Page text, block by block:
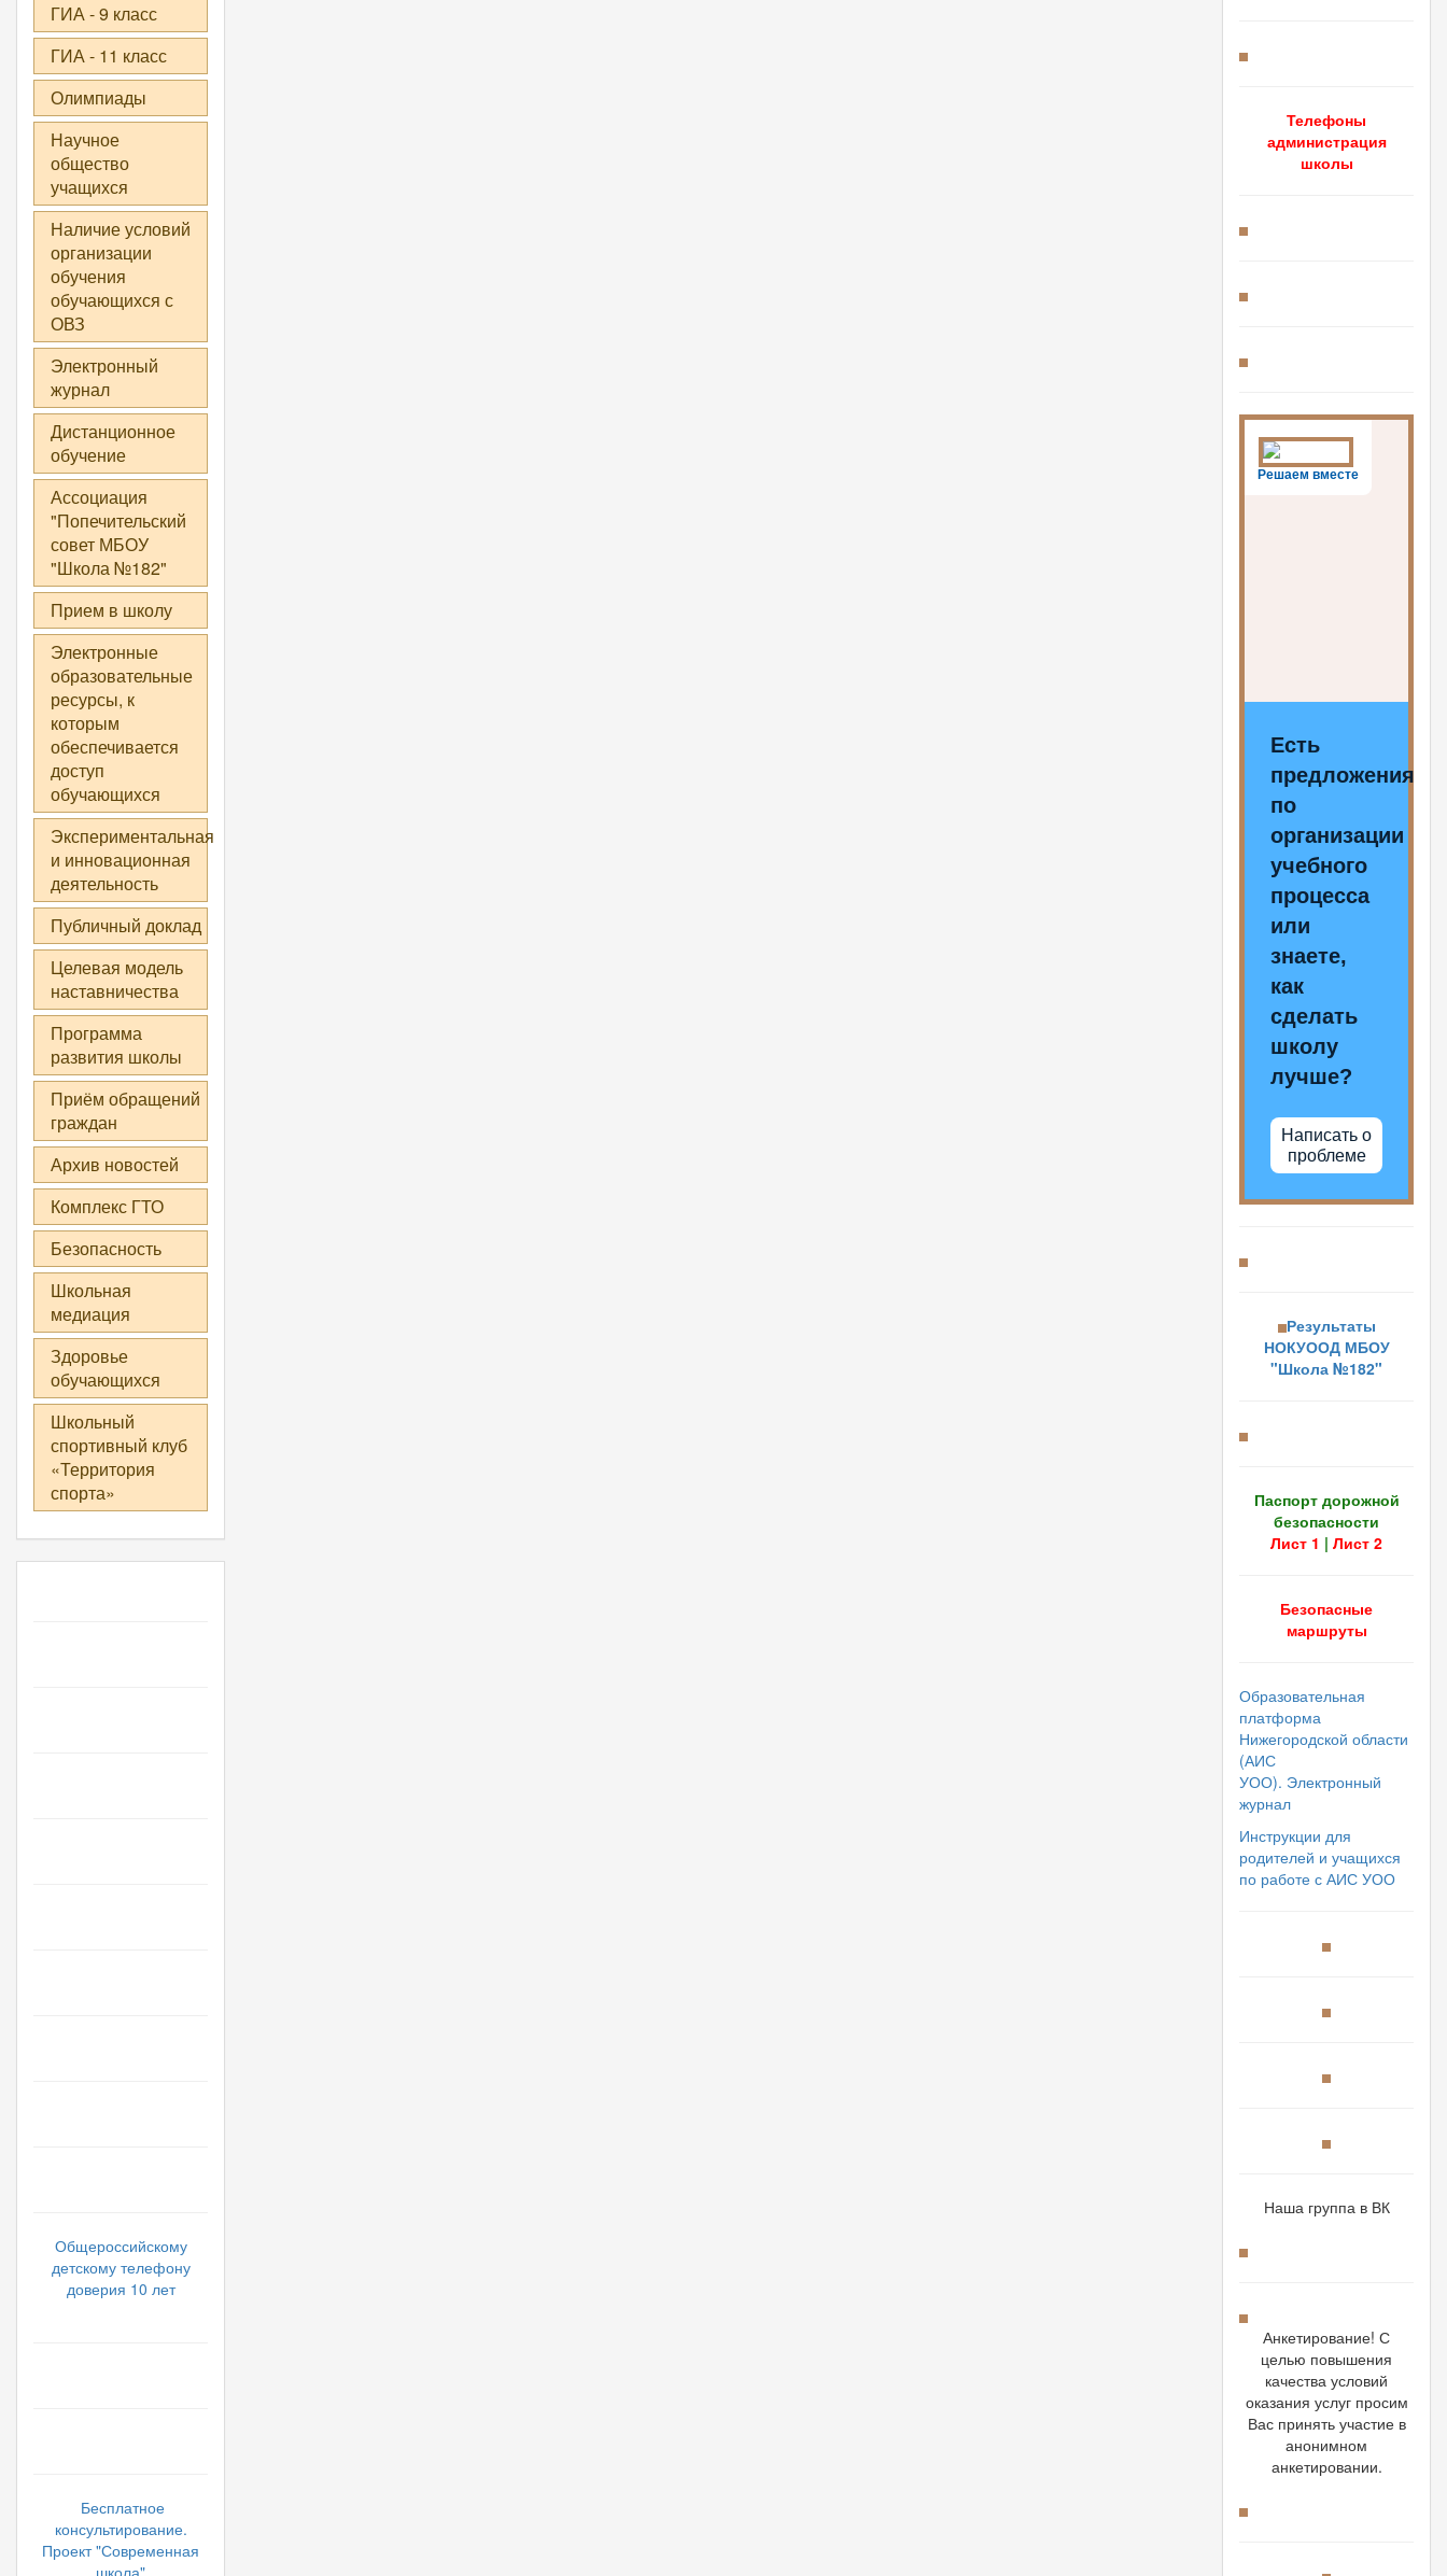
ГИА - 9 класс
ГИА - 11 класс
Олимпиады
Научное
общество
учащихся
Наличие условий
организации
обучения
обучающихся с
ОВЗ
Электронный
журнал
Дистанционное
обучение
Ассоциация
"Попечительский
совет МБОУ
"Школа №182"
Прием в школу
Электронные
образовательные
ресурсы, к
которым
обеспечивается
доступ
обучающихся
Экспериментальная
и инновационная
деятельность
Публичный доклад
Целевая модель
наставничества
Программа
развития школы
Приём обращений
граждан
Архив новостей
Комплекс ГТО
Безопасность
Школьная
медиация
Здоровье
обучающихся
Школьный
спортивный клуб
«Территория
спорта»
Общероссийскому
детскому телефону
доверия 10 лет
Бесплатное
консультирование.
Проект "Современная
Телефоны
администрация
школы
Решаем вместе
Есть
предложения
по
организации
учебного
процесса
или
знаете,
как
сделать
школу
лучше?
Написать о
проблеме
Результаты
НОКУООД МБОУ
"Школа №182"
Паспорт дорожной
безопасности
Лист 1 | Лист 2
Безопасные
маршруты
Образовательная
платформа
Нижегородской области
(АИС
УОО). Электронный
журнал
Инструкции для
родителей и учащихся
по работе с АИС УОО
Наша группа в ВК
Анкетирование! С
целью повышения
качества условий
оказания услуг просим
Вас принять участие в
анонимном
анкетировании.